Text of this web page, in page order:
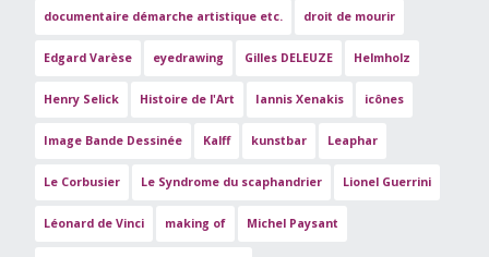
documentaire démarche artistique etc. droit de mourir
Edgard Varèse eyedrawing Gilles DELEUZE Helmholz
Henry Selick Histoire de l'Art Iannis Xenakis icônes
Image Bande Dessinée Kalff kunstbar Leaphar
Le Corbusier Le Syndrome du scaphandrier Lionel Guerrini
Léonard de Vinci making of Michel Paysant